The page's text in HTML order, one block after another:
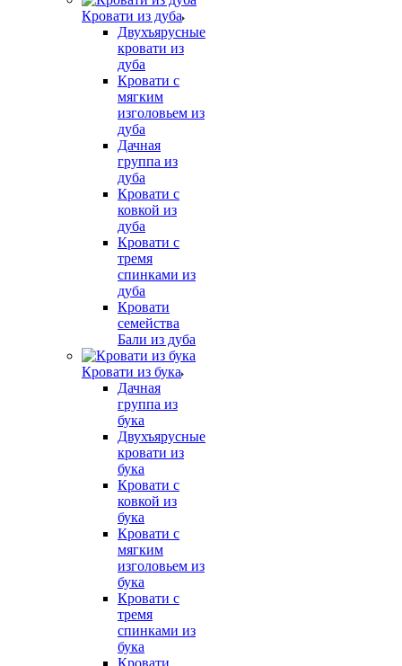
Кровати из дуба
Двухъярусные
кровати из
дуба
Кровати с
мягким
изголовьем из
дуба
Дачная
группа из
дуба
Кровати с
ковкой из
дуба
Кровати с
тремя
спинками из
дуба
Кровати
семейства
Бали из дуба
Кровати из бука
Дачная
группа из
бука
Двухъярусные
кровати из
бука
Кровати с
ковкой из
бука
Кровати с
мягким
изголовьем из
бука
Кровати с
тремя
спинками из
бука
Кровати